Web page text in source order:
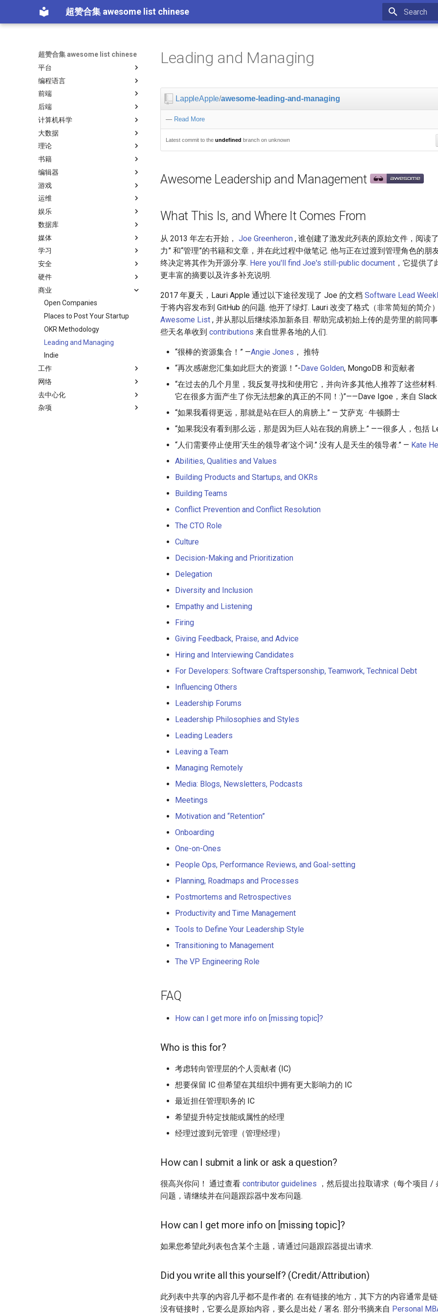
超赞合集 awesome list chinese
超赞合集 awesome list chinese
平台
Node.js
前端开发
iOS
Android
IoT & Hybrid Apps
Electron
Cordova
React Native
Xamarin
Linux
Linux 内容
Containers
macOS
macOS 内容
命令行
屏保
应用
开源应用
watchOS
JVM
Salesforce
Amazon Web Services
Windows
IPFS
Fuse
Heroku
Raspberry Pi
Qt
WebExtensions
RubyMotion
Smart TV
编程语言
JavaScript
JavaScript 内容
Promises
Standard Style
必看讲座
Tips
网络层
Micro npm Packages
Mad Science npm Packages
Maintenance Modules
npm
AVA
ESLint
Functional Programming
Observables
npm scripts
Swift
Swift 内容
教育
练习
Python
Python 内容
Asyncio
Scientific Audio
CircuitPython
Rust
Haskell
PureScript
Go
Scala
Ruby
Clojure
ClojureScript
Elixir
Elm
Erlang
Julia
Lua
C
C/C++
R
D
Common Lisp
Perl
前端
ES6 Tools
Web 性能优化
Web Tools
CSS
CSS 内容
Critical-Path Tools
Scalability
必看讲座
Protips
React
React 内容
Relay
Web Components
Polymer
Angular
Backbone
HTML5
SVG
Canvas
KnockoutJS
Dojo Toolkit
Inspiration
Ember
Android UI
iOS UI
Meteor
BEM
Flexbox
Web Typography
后端
Flask
Docker
Vagrant
Pyramid
Play1 Framework
CakePHP
Symfony
Symfony 内容
Education
Laravel
Laravel 内容
教育
Rails
Rails 内容
Gems
Phalcon
有用的
nginx
Dropwizard
Kubernetes
Lumen
Serverless 框架
Apache Wicket
Vert.x
Terraform
Vapor
计算机科学
大学课程
数据科学
数据科学内容
教程
机器学习
机器学习内容
教程
Ruby 机器学习
Core ML Models
H2O
语音与子软语言处理内容
西班牙语
NLP with Ruby
语言学
加密
加密内容
论文
机器视觉
深度学习
深度学习内容
TensorFlow
论文
教育
深度视觉
开放的社会大学
函数式变成
静态分析和代码质量
信息检索
大数据
大数据
Hadoop
数据工程
Streaming
Apache Spark
理论
论文精选
演讲
算法
算法可视化
人工智能
SEO
编程竞赛
数学
递归
书籍
免费编程书籍
免费软件测试书籍
Go 书籍
R 书籍
思维扩展类书籍
书籍作者
Elixir 书籍
编辑器
Sublime Text
Vim
Atom
Visual Studio Code
游戏
游戏开发
游戏演讲
Godot
开源游戏
Unity
Chess
LÖVE
PICO-8
Game Boy Development
Construct 2
Gideros
运维
Quick Look Plugins
Dev Env
Dotfiles
Shell
Fish
命令行应用
ZSH 插件
GitHub
GitHub 内容
浏览器插件
Cheat Sheet
Git Cheat Sheet & Git Flow
Git Tips
Git Add-ons
SSH
FOSS for Developers
Hyper
PowerShell
娱乐
Science Fiction
Fantasy
Podcasts
Email Newsletters
IT Quotes
数据库
Database
MySQL
InfluxDB
Neo4j
MongoDB
RethinkDB
TinkerPop
PostgreSQL
CouchDB
HBase
媒体
Creative Commons Media
Fonts
Codeface
Stock Resources
GIF
音乐
开源文档
Audio Visualization
Broadcasting
Pixel Art
FFmpeg
学习
CLI Workshoppers
学习编程
演讲
科技视频
深入机器学习
计算机历史
少儿编程
教育游戏
学习 JavaScript
安全
应用安全
安全
夺旗赛
恶意软件分析
Android 安全
Hacking
Honeypots
Incident Response
Vehicle Security and Car
Hacking
Web 安全
硬件
Robotics
IOT
Electronics
Bluetooth Beacons
Electric Guitar Specifications
商业
Open Companies
Places to Post Your Startup
OKR Methodology
Leading and Managing
Indie
工作
Slack
Slack 内容
Slack
远程工作
网络
软件定义网络
网络分析
去中心化
比特币
杂项
Leading and Managing
LappleApple/awesome-leading-and-managing
— Read More
Latest commit to the undefined branch on unknown
Awesome Leadership and Management
What This Is, and Where It Comes From
从 2013 年左右开始， Joe Greenheron , 谁创建了激发此列表的原始文件，阅读
力” 和“管理”的书籍和文章，并在此过程中做笔记. 他与正在过渡到管理角色的朋
终决定将其作为开源分享. Here you'll find Joe's still-public document ，它提供
更丰富的摘要以及许多补充说明.
2017 年夏天，Lauri Apple 通过以下途径发现了 Joe 的文档 Software Lead
于将内容发布到 GitHub 的问题. 他开了绿灯. Lauri 改变了格式（非常简短的简介
Awesome List , 并从那以后继续添加新条目. 帮助完成初始上传的是劳里的前同
些天名单收到 contributions 来自世界各地的人们.
“很棒的资源集合！” —Angie Jones ， 推特
“再次感谢您汇集如此巨大的资源！”-Dave Golden, MongoDB 和贡献者
“在过去的几个月里，我反复寻找和使用它，并向许多其他人推荐了这些材
它在很多方面产生了你无法想象的真正的不同！:)”——Dave Igoe，来自 Slack
“如果我看得更远，那就是站在巨人的肩膀上.” — 艾萨克 · 牛顿爵士
“如果我没有看到那么远，那是因为巨人站在我的肩膀上.” ——很多人，包括
“人们需要停止使用‘天生的领导者’这个词.” 没有人是天生的领导者.” — Kate
Abilities, Qualities and Values
Building Products and Startups, and OKRs
Building Teams
Conflict Prevention and Conflict Resolution
The CTO Role
Culture
Decision-Making and Prioritization
Delegation
Diversity and Inclusion
Empathy and Listening
Firing
Giving Feedback, Praise, and Advice
Hiring and Interviewing Candidates
For Developers: Software Craftspersonship, Teamwork, Technical Debt
Influencing Others
Leadership Forums
Leadership Philosophies and Styles
Leading Leaders
Leaving a Team
Managing Remotely
Media: Blogs, Newsletters, Podcasts
Meetings
Motivation and “Retention”
Onboarding
One-on-Ones
People Ops, Performance Reviews, and Goal-setting
Planning, Roadmaps and Processes
Postmortems and Retrospectives
Productivity and Time Management
Tools to Define Your Leadership Style
Transitioning to Management
The VP Engineering Role
FAQ
How can I get more info on [missing topic]?
Who is this for?
考虑转向管理层的个人贡献者 (IC)
想要保留 IC 但希望在其组织中拥有更大影响力的 IC
最近担任管理职务的 IC
希望提升特定技能或属性的经理
经理过渡到元管理（管理经理）
How can I submit a link or ask a question?
很高兴你问！ 通过查看 contributor guidelines ，然后提出拉取请求（每个项目 /
问题，请继续并在问题跟踪器中发布问题.
How can I get more info on [missing topic]?
如果您希望此列表包含某个主题，请通过问题跟踪器提出请求.
Did you write all this yourself? (Credit/Attribution)
此列表中共享的内容几乎都不是作者的. 在有链接的地方，其下方的内容通常是
没有链接时，它要么是原始内容，要么是出处 / 署名. 部分书摘来自 Personal